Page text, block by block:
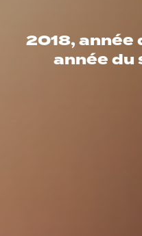
2018, année
année du